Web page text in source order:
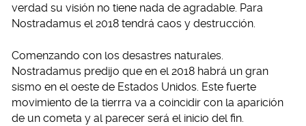
verdad su visión no tiene nada de agradable. Para
Nostradamus el 2018 tendrá caos y destrucción.
Comenzando con los desastres naturales.
Nostradamus predijo que en el 2018 habrá un gran
sismo en el oeste de Estados Unidos. Este fuerte
movimiento de la tierrra va a coincidir con la aparición
de un cometa y al parecer será el inicio del fin.